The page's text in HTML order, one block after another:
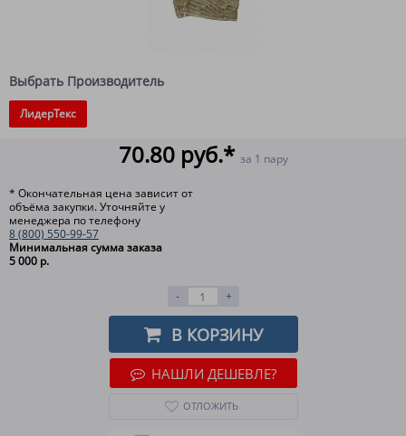
Выбрать Производитель
ЛидерТекс
70.80 руб.* за 1 пару
* Окончательная цена зависит от
объёма закупки. Уточняйте у
менеджера по телефону
8 (800) 550-99-57
Минимальная сумма заказа
5 000 р.
- +
В КОРЗИНУ
НАШЛИ ДЕШЕВЛЕ?
ОТЛОЖИТЬ